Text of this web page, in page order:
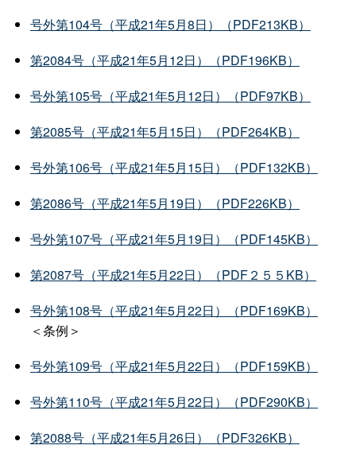
号外第104号（平成21年5月8日）（PDF213KB）
第2084号（平成21年5月12日）（PDF196KB）
号外第105号（平成21年5月12日）（PDF97KB）
第2085号（平成21年5月15日）（PDF264KB）
号外第106号（平成21年5月15日）（PDF132KB）
第2086号（平成21年5月19日）（PDF226KB）
号外第107号（平成21年5月19日）（PDF145KB）
第2087号（平成21年5月22日）（PDF２５５KB）
号外第108号（平成21年5月22日）（PDF169KB）
＜条例＞
号外第109号（平成21年5月22日）（PDF159KB）
号外第110号（平成21年5月22日）（PDF290KB）
第2088号（平成21年5月26日）（PDF326KB）